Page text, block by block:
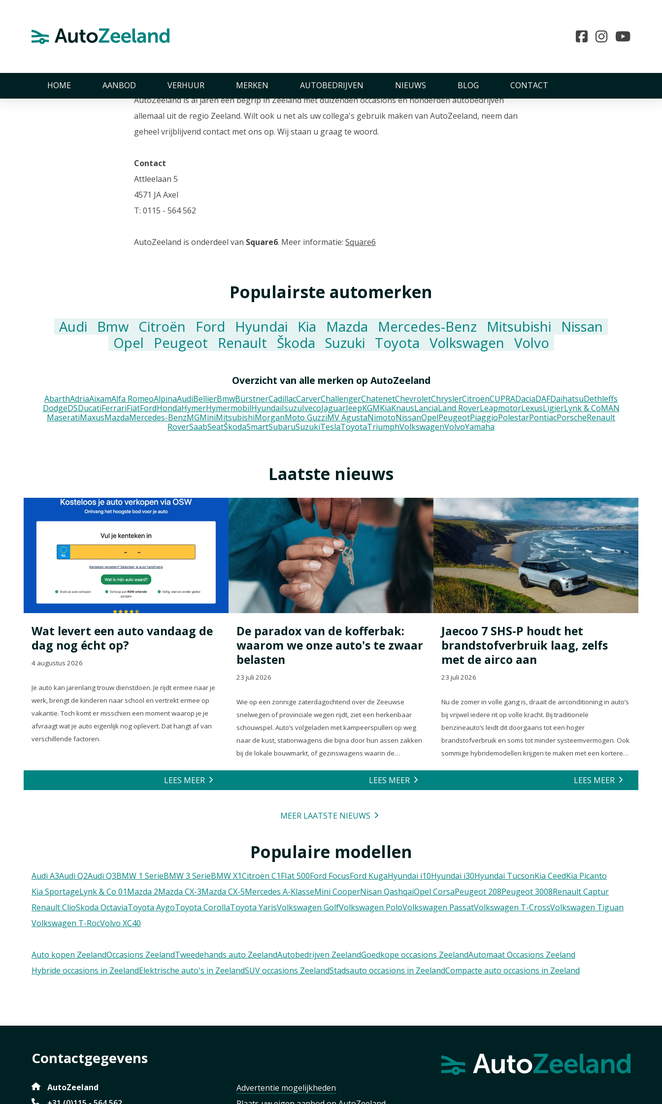
HOME AANBOD VERHUUR MERKEN AUTOBEDRIJVEN NIEUWS BLOG CONTACT
Plaats uw eigen aanbod op AutoZeeland
AutoZeeland, de grootste regionale autosite van Nederland.
AutoZeeland is al jaren een begrip in Zeeland met duizenden occasions en honderden autobedrijven
allemaal uit de regio Zeeland. Wilt ook u net als uw collega's gebruik maken van AutoZeeland, neem dan
geheel vrijblijvend contact met ons op. Wij staan u graag te woord.
Contact
Attleelaan 5
4571 JA Axel
T: 0115 - 564 562
AutoZeeland is onderdeel van Square6. Meer informatie: Square6
Populairste automerken
Audi Bmw Citroën Ford Hyundai Kia Mazda Mercedes-Benz Mitsubishi
Nissan
Opel
Peugeot Renault Škoda Suzuki Toyota Volkswagen Volvo
Overzicht van alle merken op AutoZeeland
AbarthAdriaAixamAlfa RomeoAlpinaAudiBellierBmwBürstnerCadillacCarverChallengerChatenetChevroletChryslerCitroënCUPRADaciaDAFDaihatsuDethleffs
DodgeDSDucatiFerrariFiatFordHondaHymerHymermobilHyundaiIsuzuIvecoJaguarJeepKGMKiaKnausLanciaLand RoverLeapmotorLexusLigierLynk & CoMAN
MaseratiMaxusMazdaMercedes-BenzMGMiniMitsubishiMorganMoto GuzziMV AgustaNimotoNissanOpelPeugeotPiaggioPolestarPontiacPorscheRenault
RoverSaabSeatŠkodaSmartSubaruSuzukiTeslaToyotaTriumphVolkswagenVolvoYamaha
Laatste nieuws
Wat levert een auto vandaag de
dag nog écht op?
4 augustus 2026
Je auto kan jarenlang trouw dienstdoen. Je rijdt ermee naar je
werk, brengt de kinderen naar school en vertrekt ermee op
vakantie. Toch komt er misschien een moment waarop je je
afvraagt wat je auto eigenlijk nog oplevert. Dat hangt af van
verschillende factoren.
LEES MEER
De paradox van de kofferbak:
waarom we onze auto's te zwaar
belasten
23 juli 2026
Wie op een zonnige zaterdagochtend over de Zeeuwse
snelwegen of provinciale wegen rijdt, ziet een herkenbaar
schouwspel. Auto’s volgeladen met kampeerspullen op weg
naar de kust, stationwagens die bijna door hun assen zakken
bij de lokale bouwmarkt, of gezinswagens waarin de
loungeset voor de tuin mee te zeulen. We houden van onze
auto’s en we verwachten dat ze alles kunnen.
LEES MEER
Jaecoo 7 SHS-P houdt het
brandstofverbruik laag, zelfs
met de airco aan
23 juli 2026
Nu de zomer in volle gang is, draait de airconditioning in auto’s
bij vrijwel iedere rit op volle kracht. Bij traditionele
benzineauto’s leidt dit doorgaans tot een hoger
brandstofverbruik en soms tot minder systeemvermogen. Ook
sommige hybridemodellen krijgen te maken met een kortere
LEES MEER
MEER LAATSTE NIEUWS
Populaire modellen
Audi A3Audi Q2Audi Q3BMW 1 SerieBMW 3 SerieBMW X1Citroën C1FIat 500Ford FocusFord KugaHyundai i10Hyundai i30Hyundai TucsonKia CeedKia Picanto
Kia SportageLynk & Co 01Mazda 2Mazda CX-3Mazda CX-5Mercedes A-KlasseMini CooperNisan QashqaiOpel CorsaPeugeot 208Peugeot 3008Renault Captur
Renault ClioSkoda OctaviaToyota AygoToyota CorollaToyota YarisVolkswagen GolfVolkswagen PoloVolkswagen PassatVolkswagen T-CrossVolkswagen Tiguan
Volkswagen T-RocVolvo XC40
Auto kopen ZeelandOccasions ZeelandTweedehands auto ZeelandAutobedrijven ZeelandGoedkope occasions ZeelandAutomaat Occasions Zeeland
Hybride occasions in ZeelandElektrische auto's in ZeelandSUV occasions ZeelandStadsauto occasions in ZeelandCompacte auto occasions in Zeeland
Contactgegevens
AutoZeeland
Advertentie mogelijkheden